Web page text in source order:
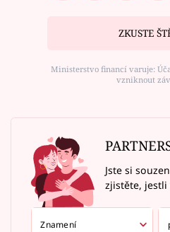
ZKUSTE
Ministerstvo financí varuje:
vzniknout
Jste si
zjistěte, jestli